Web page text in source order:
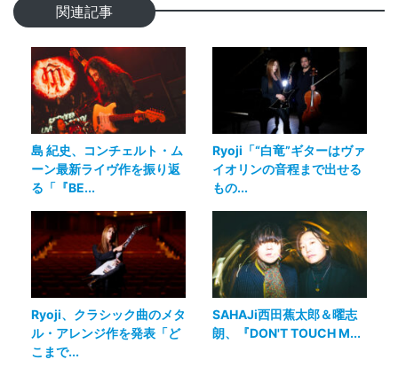
関連記事
島 紀史、コンチェルト・ム
ーン最新ライヴ作を振り返
る「『BE...
Ryoji「“白竜”ギターはヴァ
イオリンの音程まで出せる
もの...
Ryoji、クラシック曲のメタ
ル・アレンジ作を発表「ど
こまで...
SAHAJi西田蕉太郎＆曜志
朗、『DON'T TOUCH M...